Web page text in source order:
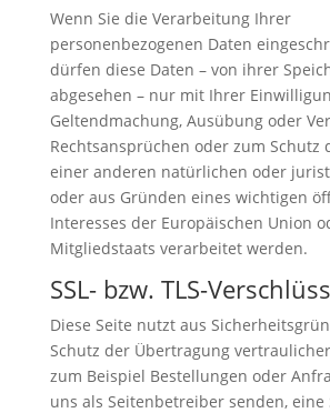
Wenn Sie die Verarbeitung Ihrer
personenbezogenen Daten
dürfen diese Daten – von ihrer
abgesehen – nur mit Ihrer
Geltendmachung, Ausübung oder
Rechtsansprüchen oder zum Schutz
einer anderen natürlichen oder
oder aus Gründen eines wichtigen
Interesses der Europäischen Union
Mitgliedstaats verarbeitet werden.
SSL- bzw. TLS-
Diese Seite nutzt aus
Schutz der Übertragung
zum Beispiel Bestellungen oder
uns als Seitenbetreiber senden, eine